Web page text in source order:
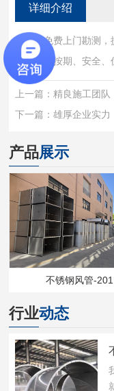
详细介绍
工程师免费上门勘测，
节，确保按期、安全、
上一篇： 精良施工团队
下一篇： 雄厚企业实力
产品展示
不锈钢风管-201
行业动态